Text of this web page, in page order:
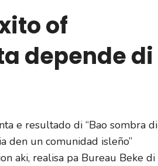
of
depende di
e resultado di “Bao sombra di
den un comunidad isleño”
aki, realisa pa Bureau Beke di